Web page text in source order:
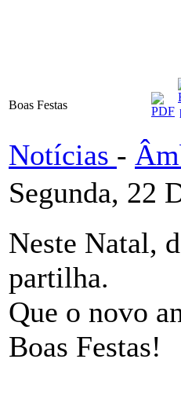
Boas Festas
Notícias -
Segunda, 22
Neste Natal,
partilha.
Que o novo
Boas Festas!